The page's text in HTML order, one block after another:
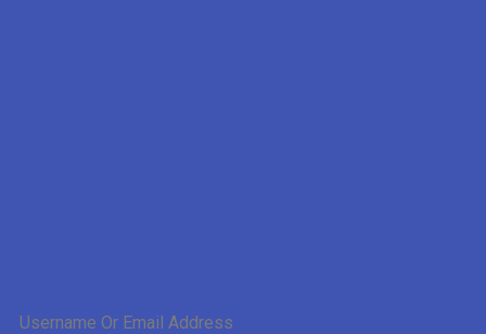
Username Or Email Address